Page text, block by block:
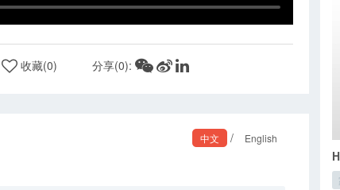
收藏(0) 分享(0):
中文 / English